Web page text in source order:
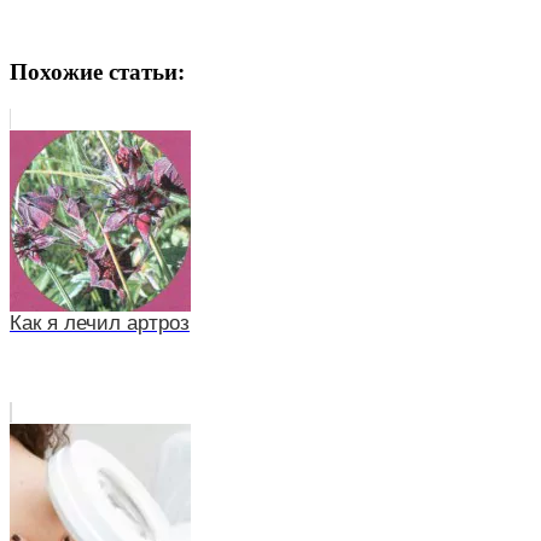
Похожие статьи:
Как я лечил артроз